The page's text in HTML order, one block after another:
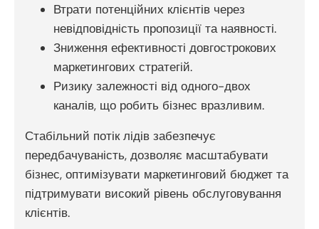
Втрати потенційних клієнтів через
невідповідність пропозиції та наявності.
Зниження ефективності довгострокових
маркетингових стратегій.
Ризику залежності від одного-двох
каналів, що робить бізнес вразливим.
Стабільний потік лідів забезпечує
передбачуваність, дозволяє масштабувати
бізнес, оптимізувати маркетинговий бюджет та
підтримувати високий рівень обслуговування
клієнтів.